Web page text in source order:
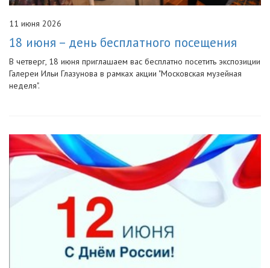
11 июня 2026
18 июня – день бесплатного посещения
В четверг, 18 июня приглашаем вас бесплатно посетить экспозиции
Галереи Ильи Глазунова в рамках акции "Московская музейная
неделя".